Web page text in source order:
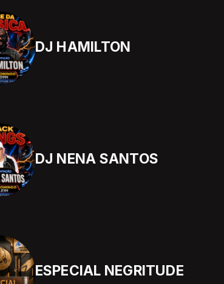
DJ HAMILTON
DJ NENA SANTOS
ESPECIAL NEGRITUDE